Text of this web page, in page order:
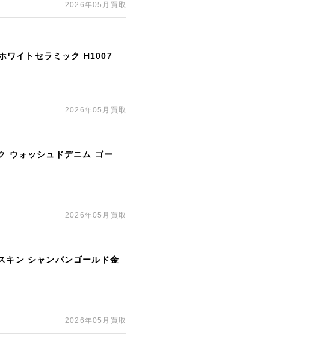
2026年05月買取
ワイトセラミック H1007
2026年05月買取
ウォッシュドデニム ゴー
2026年05月買取
キン シャンパンゴールド金
2026年05月買取